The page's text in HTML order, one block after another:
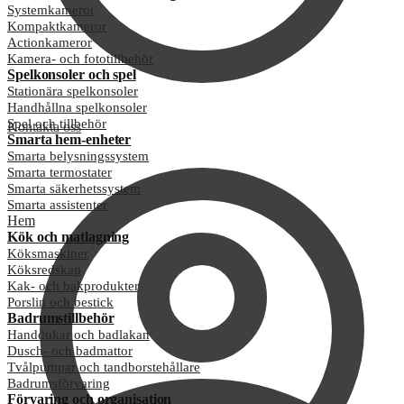
Kontakta oss
Systemkameror
Kompaktkameror
Actionkameror
Kamera- och fototillbehör
Spelkonsoler och spel
Stationära spelkonsoler
Handhållna spelkonsoler
Spel och tillbehör
Smarta hem-enheter
Smarta belysningssystem
Smarta termostater
Smarta säkerhetssystem
Smarta assistenter
Hem
Kök och matlagning
Köksmaskiner
Köksredskap
Kak- och bakprodukter
Porslin och bestick
Badrumstillbehör
Handdukar och badlakan
Dusch- och badmattor
Tvålpumpar och tandborstehållare
Badrumsförvaring
Förvaring och organisation